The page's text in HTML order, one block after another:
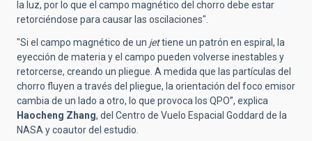
la luz, por lo que el campo magnético del chorro debe estar
retorciéndose para causar las oscilaciones".
"Si el campo magnético de un jettiene un patrón en espiral, la
eyección de materia y el campo pueden volverse inestables y
retorcerse, creando un pliegue. A medida que las partículas del
chorro fluyen a través del pliegue, la orientación del foco emisor
cambia de un lado a otro, lo que provoca los QPO”, explica
Haocheng Zhang, del Centro de Vuelo Espacial Goddard de la
NASA y coautor del estudio.